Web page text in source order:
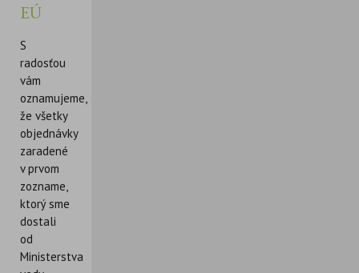
EÚ
S
radosťou
vám
oznamujeme,
že všetky
objednávky
zaradené
v prvom
zozname,
ktorý sme
dostali
od
Ministerstva